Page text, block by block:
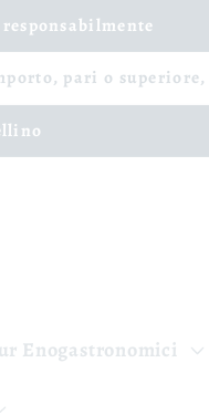
pari o superiore,
Enogastronomici